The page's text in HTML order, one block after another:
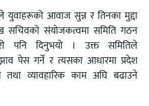
युवाहरूको आवाज सुन्न र तिनका मुद्दा
सचिवको संयोजकत्वमा समिति गठन
पनि दिनुभयो । उक्त समितिले
पेस गर्ने र त्यसका आधारमा प्रदेश
तथा व्यावहारिक काम अघि बढाउने